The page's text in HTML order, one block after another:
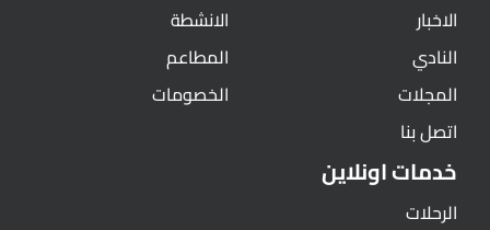
الاخبار
النادي
المجلات
اتصل بنا
الانشطة
المطاعم
الخصومات
خدمات اونلاين
الرحلات